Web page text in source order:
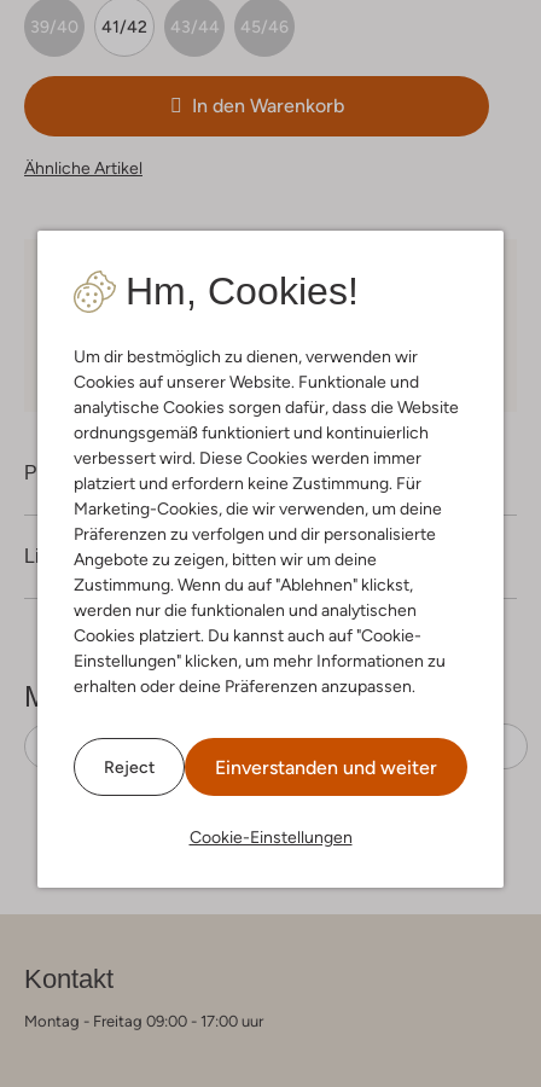
Hm, Cookies!
Um dir bestmöglich zu dienen, verwenden wir
Cookies auf unserer Website. Funktionale und
analytische Cookies sorgen dafür, dass die Website
ordnungsgemäß funktioniert und kontinuierlich
verbessert wird. Diese Cookies werden immer
platziert und erfordern keine Zustimmung. Für
Marketing-Cookies, die wir verwenden, um deine
Präferenzen zu verfolgen und dir personalisierte
Angebote zu zeigen, bitten wir um deine
Zustimmung. Wenn du auf "Ablehnen" klickst,
werden nur die funktionalen und analytischen
Cookies platziert. Du kannst auch auf "Cookie-
Einstellungen" klicken, um mehr Informationen zu
erhalten oder deine Präferenzen anzupassen.
Reject Einverstanden und weiter
Cookie-Einstellungen
39/40 41/42 43/44 45/46
In den Warenkorb
Ähnliche Artikel
Kostenloser Versandab € 75 für Club-Omoda
Mitglieder in Deutschland
Kauf auf Rechnung 30 Tagen Rückgaberecht
Produktinformation
Lieferung & Rückgabe
Mehr sehen
Hausschuhe Stoff-Textil
Kontakt
Montag - Freitag 09:00 - 17:00 uur